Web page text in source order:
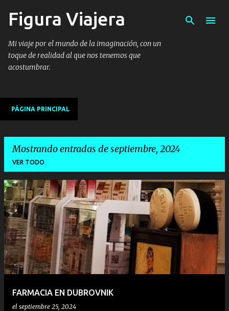
Ir al contenido principal
Figura Viajera
Mi viaje por el mundo de la imaginación, con un
toque de realidad al que nos tenemos que
acostumbrar.
PÁGINA PRINCIPAL
Mostrando entradas de septiembre, 2024
VER TODO
E
n
t
r
a
d
FARMACIA EN DUBROVNIK
el septiembre 25, 2024